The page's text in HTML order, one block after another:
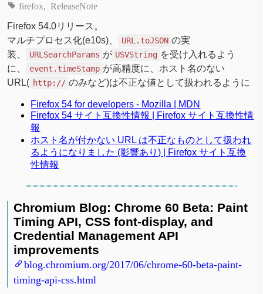
firefox ReleaseNote
Firefox 54.0リリース。
マルチプロセス化(e10s)、
URL.toJSON の実
装、
URLSearchParams が USVString を受け入れるよう
に、
event.timeStamp が高精度に、ホスト名のない
URL( http:// のみなど)は不正な値として扱われるように
Firefox 54 for developers - Mozilla | MDN
Firefox 54 サイト互換性情報 | Firefox サイト互換性情
報
ホスト名が付かない URL は不正なものとして扱われ
るようになりました (影響あり) | Firefox サイト互換
性情報
Chromium Blog: Chrome 60 Beta: Paint
Timing API, CSS font-display, and
Credential Management API
improvements
blog.chromium.org/2017/06/chrome-60-beta-paint-
timing-api-css.html